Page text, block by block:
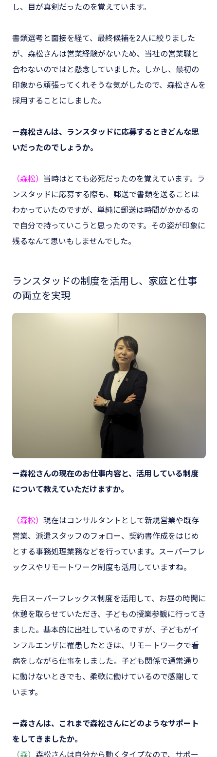
し、目が真剣だったのを覚えています。
書類選考と面接を経て、最終候補を2人に絞りました
が、森松さんは営業経験がないため、当社の営業職と
合わないのではと懸念していました。しかし、最初の
印象から頑張ってくれそうな気がしたので、森松さんを
採用することにしました。
ー森松さんは、ランスタッドに応募するときどんな思
いだったのでしょうか。
（森松） 当時はとても必死だったのを覚えています。ラ
ンスタッドに応募する際も、郵送で書類を送ることは
わかっていたのですが、単純に郵送は時間がかかるの
で自分で持っていこうと思ったのです。その姿が印象に
残るなんて思いもしませんでした。
ランスタッドの制度を活用し、家庭と仕事
の両立を実現
ー森松さんの現在のお仕事内容と、活用している制度
について教えていただけますか。
（森松） 現在はコンサルタントとして新規営業や既存
営業、派遣スタッフのフォロー、契約書作成をはじめ
とする事務処理業務などを行っています。スーパーフレ
ックスやリモートワーク制度も活用していますね。
先日スーパーフレックス制度を活用して、お昼の時間に
休憩を取らせていただき、子どもの授業参観に行ってき
ました。基本的に出社しているのですが、子どもがイ
ンフルエンザに罹患したときは、リモートワークで看
病をしながら仕事をしました。子ども関係で通常通り
に動けないときでも、柔軟に働けているので感謝して
います。
ー森さんは、これまで森松さんにどのようなサポート
をしてきましたか。
（森） 森松さんは自分から動くタイプなので、サポー